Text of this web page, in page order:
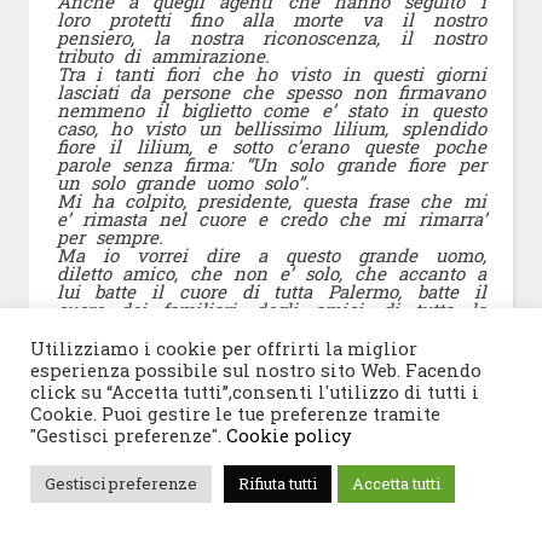
loro protetti fino alla morte va il nostro
pensiero, la nostra riconoscenza, il nostro
tributo di ammirazione.
Tra i tanti fiori che ho visto in questi giorni
lasciati da persone che spesso non firmavano
nemmeno il biglietto come e’ stato in questo
caso, ho visto un bellissimo lilium, splendido
fiore il lilium, e sotto c’erano queste poche
parole senza firma: “Un solo grande fiore per
un solo grande uomo solo”.
Mi ha colpito, presidente, questa frase che mi
e’ rimasta nel cuore e credo che mi rimarra’
per sempre.
Ma io vorrei dire a questo grande uomo,
diletto amico, che non e’ solo, che accanto a
lui batte il cuore di tutta Palermo, batte il
cuore dei familiari, degli amici, di tutta la
Caro Paolo, la lotta che hai sostenuto fino al
sacrificio dovra’ diventare e diventera’ la lotta
di ciascuno di noi, questa e’ una promessa
che ti faccio solenne come un giuramento.”
Utilizziamo i cookie per offrirti la miglior
esperienza possibile sul nostro sito Web. Facendo
click su “Accetta tutti”,consenti l'utilizzo di tutti i
Cookie. Puoi gestire le tue preferenze tramite
"Gestisci preferenze". Cookie policy
Gestisci preferenze Rifiuta tutti Accetta tutti